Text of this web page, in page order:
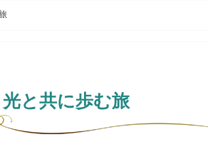
と共に歩む旅